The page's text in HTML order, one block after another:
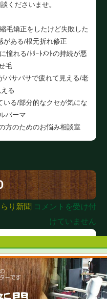
くださいませ。
毛矯正をしたけど失敗した
がある/根元折れ修正
憧れる/ﾄﾘｰﾄﾒﾝﾄの持続が悪
毛
パサパサで疲れて見える/老
る
いる/部分的なクセが気にな
パーマ
方のためのお悩み相談室
り新聞 そ
り
新
聞
Vol.70
は
コメントを受け付
けていません